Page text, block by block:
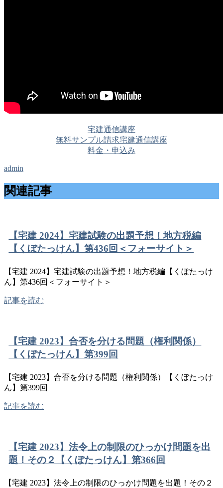
宅建通信講座
無料サンプル請求宅建通信講座
料金・申込み
admin
関連記事
【宅建 2024】宅建試験の出題予想！地方税編
【くぼたっけん】第436回＜フォーサイト＞
【宅建 2024】宅建試験の出題予想！地方税編【くぼたっけ
ん】第436回＜フォーサイト＞
記事を読む
【宅建 2023】合否を分ける問題（権利関係）
【くぼたっけん】第399回
【宅建 2023】合否を分ける問題（権利関係）【くぼたっけ
ん】第399回
記事を読む
【宅建 2023】法令上の制限のひっかけ問題を出
題！その２【くぼたっけん】第366回
【宅建 2023】法令上の制限のひっかけ問題を出題！その２